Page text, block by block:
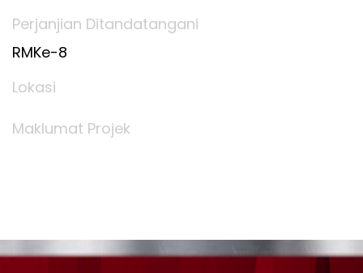
Perjanjian Ditandatangani
RMKe-8
Lokasi
Maklumat Projek